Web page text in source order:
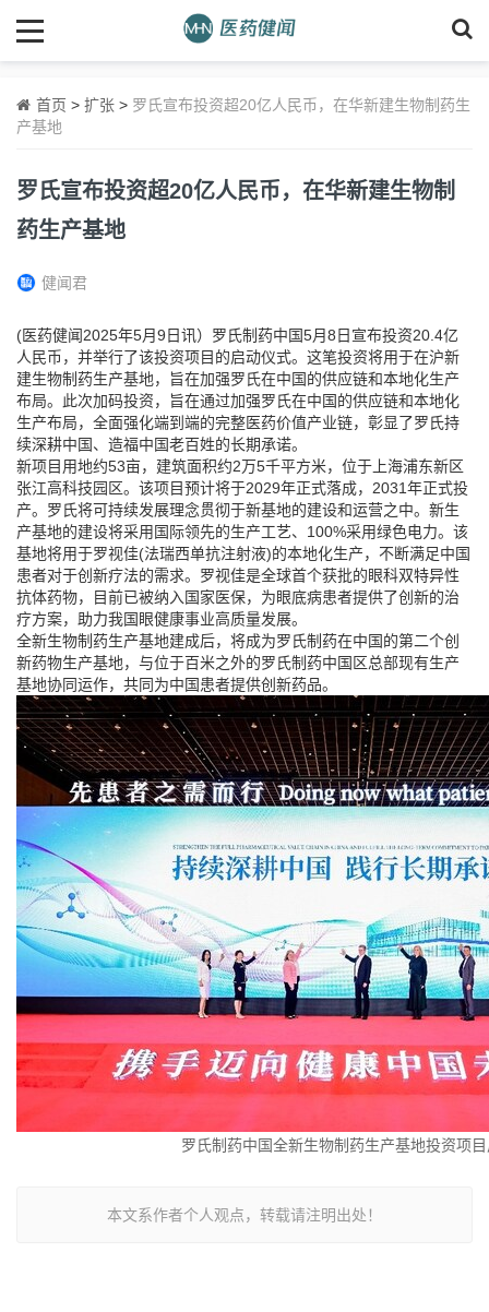
首页 > 扩张 > 罗氏宣布投资超20亿人民币，在华新建生物制药生
产基地
罗氏宣布投资超20亿人民币，在华新建生物制
药生产基地
健闻君
(医药健闻2025年5月9日讯）罗氏制药中国5月8日宣布投资20.4亿
人民币，并举行了该投资项目的启动仪式。这笔投资将用于在沪新
建生物制药生产基地，旨在加强罗氏在中国的供应链和本地化生产
布局。此次加码投资，旨在通过加强罗氏在中国的供应链和本地化
生产布局，全面强化端到端的完整医药价值产业链，彰显了罗氏持
续深耕中国、造福中国老百姓的长期承诺。
新项目用地约53亩，建筑面积约2万5千平方米，位于上海浦东新区
张江高科技园区。该项目预计将于2029年正式落成，2031年正式投
产。罗氏将可持续发展理念贯彻于新基地的建设和运营之中。新生
产基地的建设将采用国际领先的生产工艺、100%采用绿色电力。该
基地将用于罗视佳(法瑞西单抗注射液)的本地化生产，不断满足中国
患者对于创新疗法的需求。罗视佳是全球首个获批的眼科双特异性
抗体药物，目前已被纳入国家医保，为眼底病患者提供了创新的治
疗方案，助力我国眼健康事业高质量发展。
全新生物制药生产基地建成后，将成为罗氏制药在中国的第二个创
新药物生产基地，与位于百米之外的罗氏制药中国区总部现有生产
基地协同运作，共同为中国患者提供创新药品。
罗氏制药中国全新生物制药生产基地投资项
本文系作者个人观点，转载请注明出处！